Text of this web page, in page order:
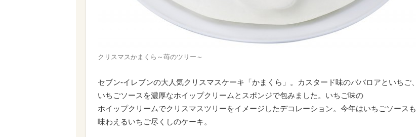
クリスマスかまくら～苺のツリー～
セブン‐イレブンの大人気クリスマスケーキ「かまくら」。カスタード味のババロアといちご、
いちごソースを濃厚なホイップクリームとスポンジで包みました。いちご味の
ホイップクリームでクリスマスツリーをイメージしたデコレーション。今年はいちごソースも
味わえるいちご尽くしのケーキ。